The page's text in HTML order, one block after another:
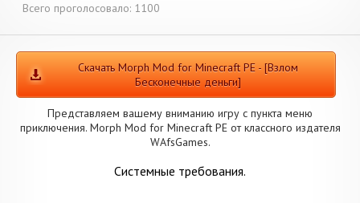
Всего проголосовало: 1100
Скачать Morph Mod for Minecraft PE - [Взлом
Бесконечные деньги]
Представляем вашему вниманию игру с пункта меню
приключения. Morph Mod for Minecraft PE от классного издателя
WAfsGames.
Системные требования.